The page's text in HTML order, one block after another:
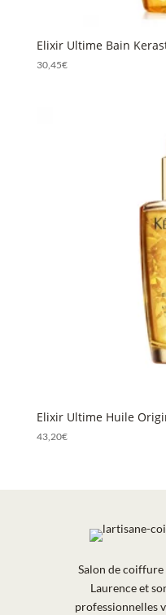
Elixir Ultime Bain
30,45€
Elixir Ultime Huile
43,20€
Salon de
Laurence et
professionnelles